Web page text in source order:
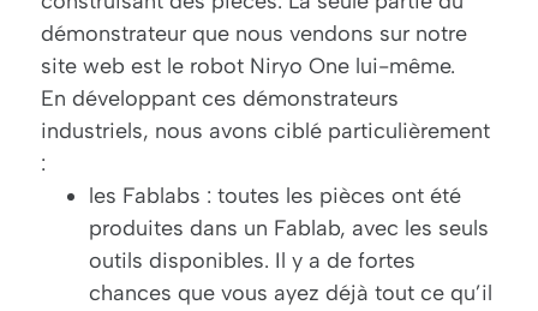
démonstrateur que nous vendons sur notre
site web est le robot Niryo One lui-même.
En développant ces démonstrateurs
industriels, nous avons ciblé particulièrement
:
les Fablabs : toutes les pièces ont été
produites dans un Fablab, avec les seuls
outils disponibles. Il y a de fortes
chances que vous ayez déjà tout ce qu’il